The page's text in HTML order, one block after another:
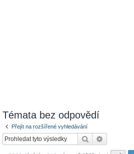
Témata bez odpovědí
Přejít na rozšířené vyhledávání
Hledat